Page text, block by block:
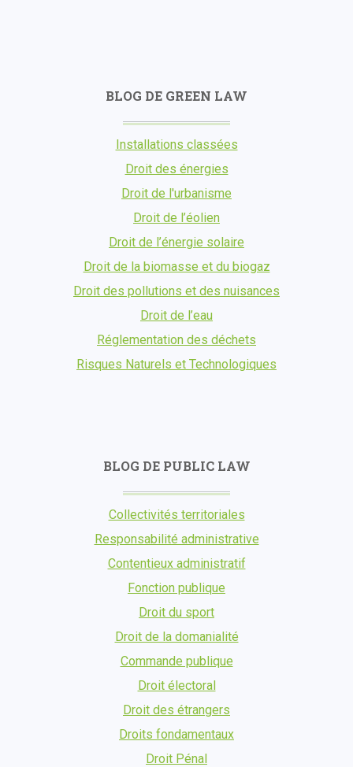
BLOG DE GREEN LAW
Installations classées
Droit des énergies
Droit de l'urbanisme
Droit de l’éolien
Droit de l’énergie solaire
Droit de la biomasse et du biogaz
Droit des pollutions et des nuisances
Droit de l’eau
Réglementation des déchets
Risques Naturels et Technologiques
BLOG DE PUBLIC LAW
Collectivités territoriales
Responsabilité administrative
Contentieux administratif
Fonction publique
Droit du sport
Droit de la domanialité
Commande publique
Droit électoral
Droit des étrangers
Droits fondamentaux
Droit Pénal